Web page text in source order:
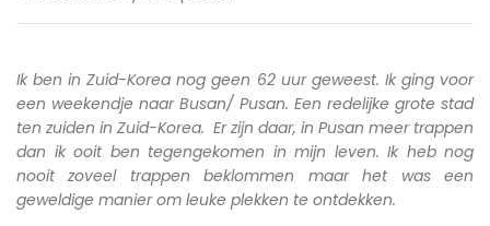
Ik ben in Zuid-Korea nog geen 62 uur geweest. Ik ging voor
een weekendje naar Busan/ Pusan. Een redelijke grote stad
ten zuiden in Zuid-Korea. Er zijn daar, in Pusan meer trappen
dan ik ooit ben tegengekomen in mijn leven. Ik heb nog
nooit zoveel trappen beklommen maar het was een
geweldige manier om leuke plekken te ontdekken.